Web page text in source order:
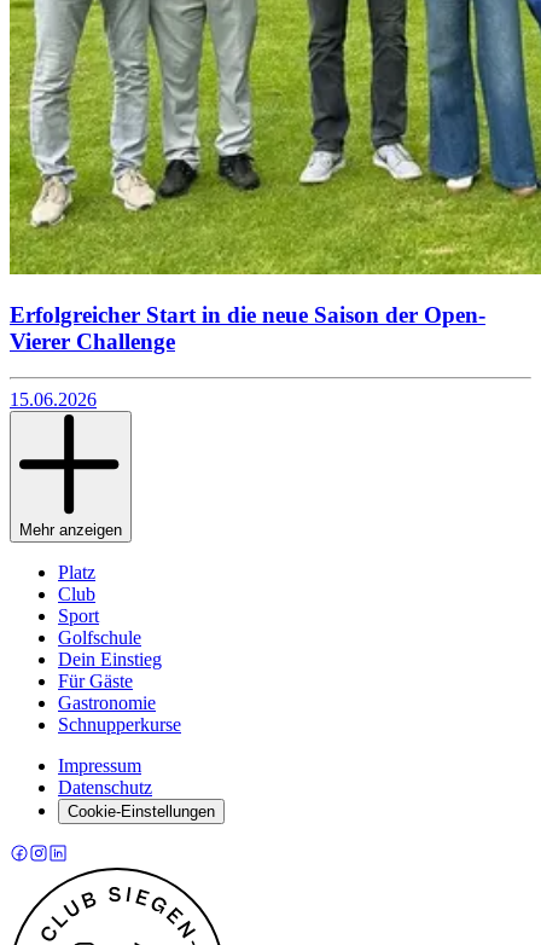
Erfolgreicher Start in die neue Saison der Open-
Vierer Challenge
15.06.2026
Mehr anzeigen
Platz
Club
Sport
Golfschule
Dein Einstieg
Für Gäste
Gastronomie
Schnupperkurse
Impressum
Datenschutz
Cookie-Einstellungen